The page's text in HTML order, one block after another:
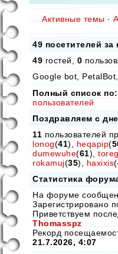
Активные темы ·
49 посетителей
49 гостей, 0
Google bot,
Полный список по:
пользователей
Поздравляем с
11 пользователей
lonog(41), heqapip(
dumewuhe(61),
rokamuj(35), haxixis(
Статистика
На форуме
Зарегистрировано
Приветствуем
Thomasspz
Рекорд
21.7.2026, 4:07